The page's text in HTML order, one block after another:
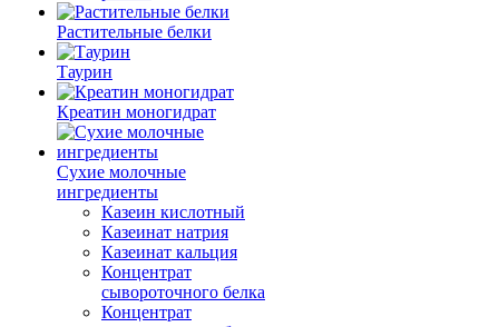
Растительные белки
Таурин
Креатин моногидрат
Сухие молочные
ингредиенты
Казеин кислотный
Казеинат натрия
Казеинат кальция
Концентрат
сывороточного белка
Концентрат